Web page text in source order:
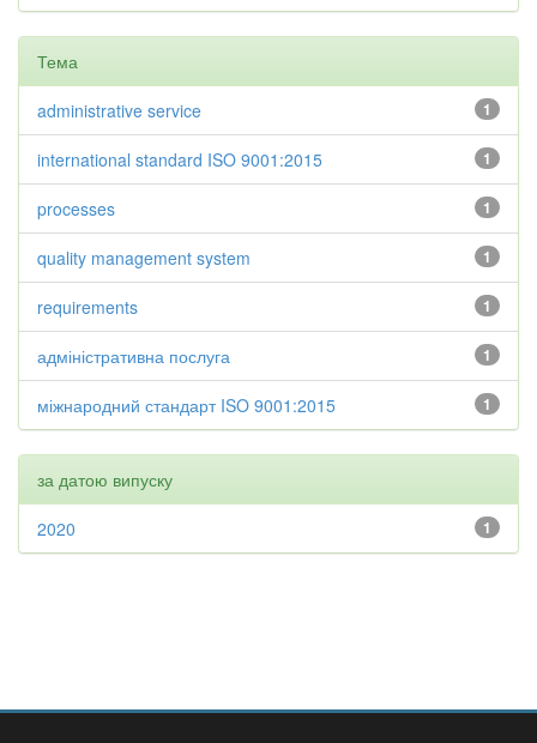
Тема
1
administrative service
1
international standard ISO 9001:2015
1
processes
1
quality management system
1
requirements
1
адміністративна послуга
1
міжнародний стандарт ISO 9001:2015
за датою випуску
1
2020